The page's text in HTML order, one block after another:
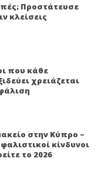
Προστάτευσε
κλείσεις
που κάθε
χρειάζεται
στην Κύπρο –
κίνδυνοι
το 2026